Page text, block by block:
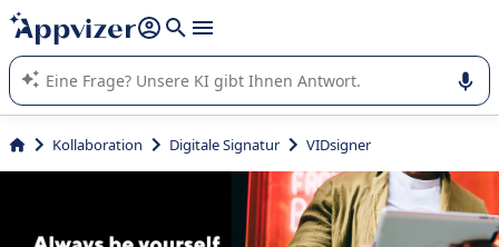
beantworten (mehrere Zeilen mit
Die KI von Appvizer führt Sie bei der Nutzung oder Auswahl
von SaaS-Software in Unternehmen.
Kollaboration Digitale Signatur VIDsigner